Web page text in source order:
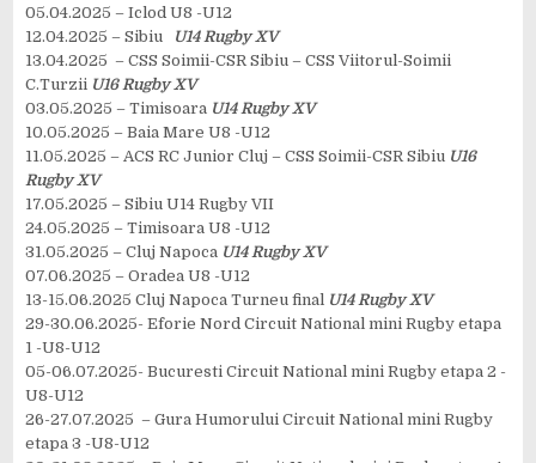
05.04.2025 – Iclod U8 -U12
12.04.2025 – Sibiu
U14 Rugby XV
13.04.2025 – CSS Soimii-CSR Sibiu – CSS Viitorul-Soimii
C.Turzii U16 Rugby XV
03.05.2025 – Timisoara U14 Rugby XV
10.05.2025 – Baia Mare U8 -U12
11.05.2025 – ACS RC Junior Cluj – CSS Soimii-CSR Sibiu U16
Rugby XV
17.05.2025 – Sibiu U14 Rugby VII
24.05.2025 – Timisoara U8 -U12
31.05.2025 – Cluj Napoca U14 Rugby XV
07.06.2025 – Oradea U8 -U12
13-15.06.2025 Cluj Napoca Turneu final U14 Rugby XV
29-30.06.2025- Eforie Nord Circuit National mini Rugby etapa
1 -U8-U12
05-06.07.2025- Bucuresti Circuit National mini Rugby etapa 2 -
U8-U12
26-27.07.2025 – Gura Humorului Circuit National mini Rugby
etapa 3 -U8-U12